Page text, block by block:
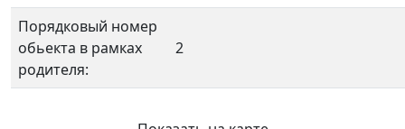
Порядковый номер
обьекта в рамках
родителя:
2